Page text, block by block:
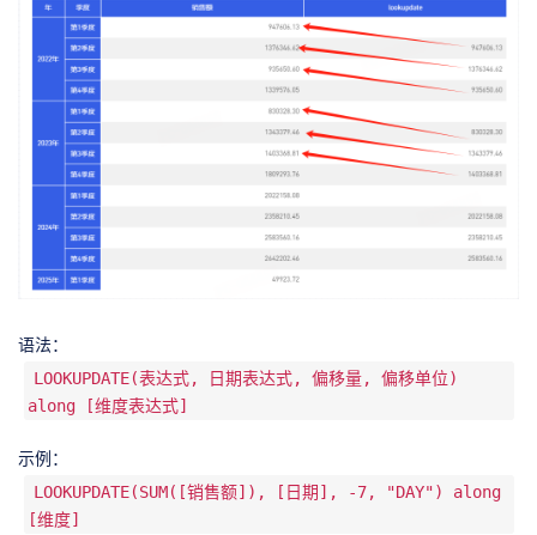
语法：
LOOKUPDATE(表达式, 日期表达式, 偏移量, 偏移单位)
along [维度表达式]
示例：
LOOKUPDATE(SUM([销售额]), [日期], -7, "DAY") along
[维度]